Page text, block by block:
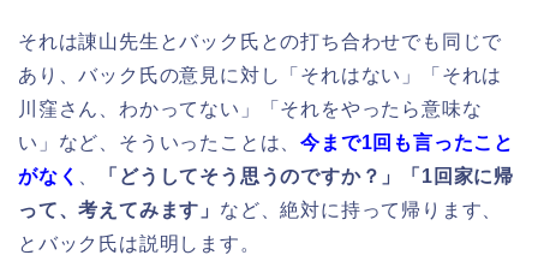
それは諌山先生とバック氏との打ち合わせでも同じで
あり、バック氏の意見に対し「それはない」「それは
川窪さん、わかってない」「それをやったら意味な
い」など、そういったことは、今まで1回も言ったこと
がなく
「どうしてそう思うのですか？」「1回家に帰
って、考えてみます」 など、絶対に持って帰ります、
とバック氏は説明します。